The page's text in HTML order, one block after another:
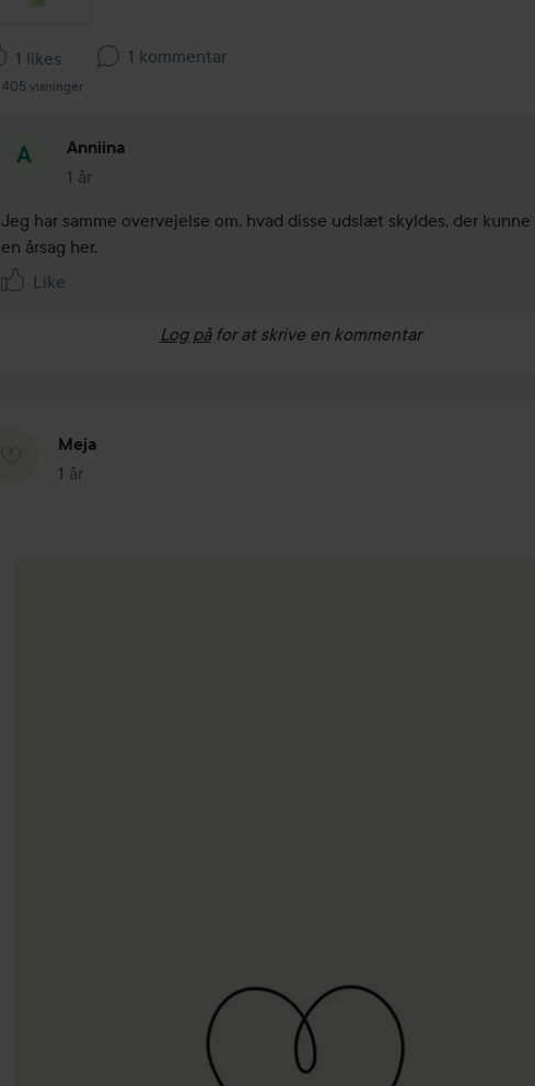
1 likes 1 kommentar
405 visninger
Anniina
1 år
Kommentaren lades 1 år
Jeg har samme overvejelse om, hvad disse udslæt skyldes, der
en årsag her.
Like
Log på for at skrive en kommentar
Meja
1 år
Posten blev oprettet 1 år